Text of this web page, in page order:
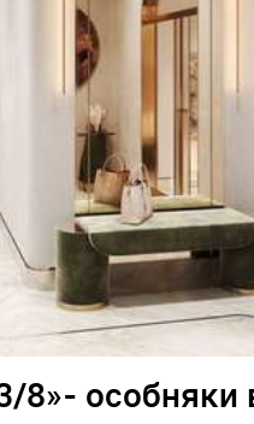
8»- особняки